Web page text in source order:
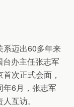
系迈出60多年来
办主任张志军
次正式会面，
年6月，张志军
互访。